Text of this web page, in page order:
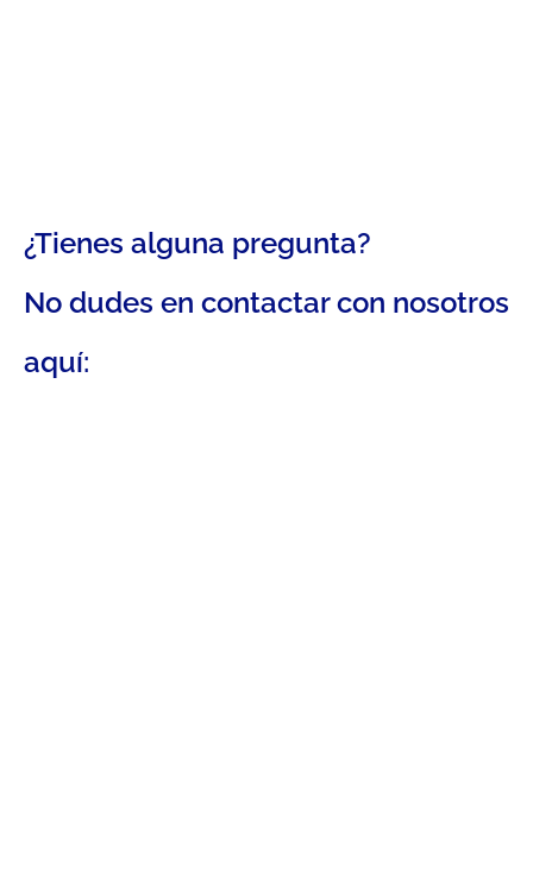
¿Tienes alguna pregunta?
No dudes en contactar con nosotros
aquí: